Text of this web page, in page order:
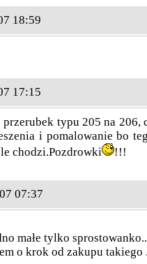
18:59
17:15
typu 205 na 206,
i pomalowanie bo
chodzi.Pozdrowki
!!!
07:37
małe tylko
o krok od zakupu takiego